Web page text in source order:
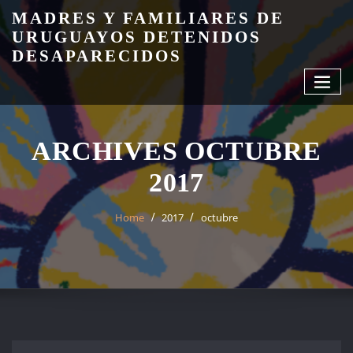
Skip
to
content
MADRES Y FAMILIARES DE
URUGUAYOS DETENIDOS
DESAPARECIDOS
ARCHIVES OCTUBRE
2017
Home 2017 octubre